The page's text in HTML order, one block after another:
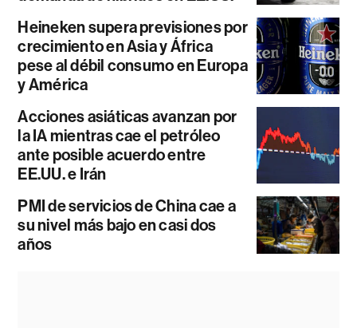
Heineken supera previsiones por
crecimiento en Asia y África
pese al débil consumo en Europa
y América
Acciones asiáticas avanzan por
la IA mientras cae el petróleo
ante posible acuerdo entre
EE.UU. e Irán
PMI de servicios de China cae a
su nivel más bajo en casi dos
años